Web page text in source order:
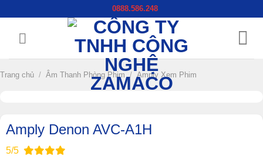
0888.586.248
Trang chủ / Âm Thanh Phòng Phim / Amply Xem Phim
Amply Denon AVC-A1H
5/5